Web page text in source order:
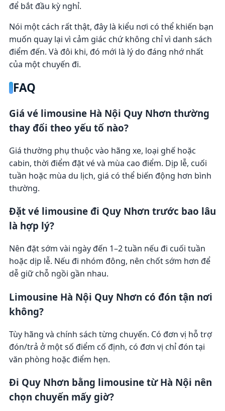
để bắt đầu kỳ nghỉ.
Nói một cách rất thật, đây là kiểu nơi có thể khiến bạn
muốn quay lại vì cảm giác chứ không chỉ vì danh sách
điểm đến. Và đôi khi, đó mới là lý do đáng nhớ nhất
của một chuyến đi.
FAQ
Giá vé limousine Hà Nội Quy Nhơn thường
thay đổi theo yếu tố nào?
Giá thường phụ thuộc vào hãng xe, loại ghế hoặc
cabin, thời điểm đặt vé và mùa cao điểm. Dịp lễ, cuối
tuần hoặc mùa du lịch, giá có thể biến động hơn bình
thường.
Đặt vé limousine đi Quy Nhơn trước bao lâu
là hợp lý?
Nên đặt sớm vài ngày đến 1–2 tuần nếu đi cuối tuần
hoặc dịp lễ. Nếu đi nhóm đông, nên chốt sớm hơn để
dễ giữ chỗ ngồi gần nhau.
Limousine Hà Nội Quy Nhơn có đón tận nơi
không?
Tùy hãng và chính sách từng chuyến. Có đơn vị hỗ trợ
đón/trả ở một số điểm cố định, có đơn vị chỉ đón tại
văn phòng hoặc điểm hẹn.
Đi Quy Nhơn bằng limousine từ Hà Nội nên
chọn chuyến mấy giờ?